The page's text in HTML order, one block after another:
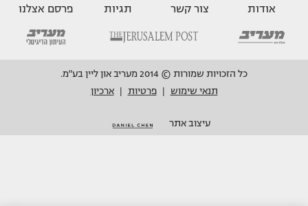
אודות צור קשר תגיות פרסם אצלנו
כל הזכויות שמורות © 2014 מעריב און ליין בע"מ.
תנאי שימוש
פרטיות ארכיון
עיצוב אתר